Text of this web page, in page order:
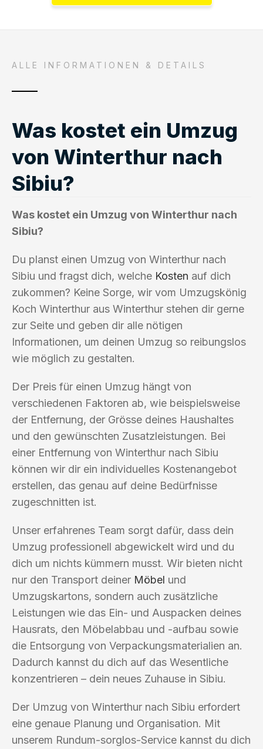
ALLE INFORMATIONEN & DETAILS
Was kostet ein Umzug
von Winterthur nach
Sibiu?
Was kostet ein Umzug von Winterthur nach
Sibiu?
Du planst einen Umzug von Winterthur nach
Sibiu und fragst dich, welche Kosten auf dich
zukommen? Keine Sorge, wir vom Umzugskönig
Koch Winterthur aus Winterthur stehen dir gerne
zur Seite und geben dir alle nötigen
Informationen, um deinen Umzug so reibungslos
wie möglich zu gestalten.
Der Preis für einen Umzug hängt von
verschiedenen Faktoren ab, wie beispielsweise
der Entfernung, der Grösse deines Haushaltes
und den gewünschten Zusatzleistungen. Bei
einer Entfernung von Winterthur nach Sibiu
können wir dir ein individuelles Kostenangebot
erstellen, das genau auf deine Bedürfnisse
zugeschnitten ist.
Unser erfahrenes Team sorgt dafür, dass dein
Umzug professionell abgewickelt wird und du
dich um nichts kümmern musst. Wir bieten nicht
nur den Transport deiner Möbel und
Umzugskartons, sondern auch zusätzliche
Leistungen wie das Ein- und Auspacken deines
Hausrats, den Möbelabbau und -aufbau sowie
die Entsorgung von Verpackungsmaterialien an.
Dadurch kannst du dich auf das Wesentliche
konzentrieren – dein neues Zuhause in Sibiu.
Der Umzug von Winterthur nach Sibiu erfordert
eine genaue Planung und Organisation. Mit
unserem Rundum-sorglos-Service kannst du dich